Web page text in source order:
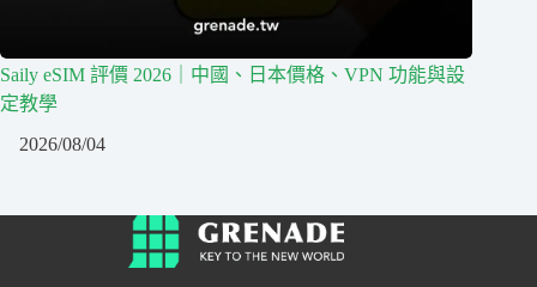
Saily eSIM 評價 2026｜中國、日本價格、VPN 功能與設
定教學
2026/08/04